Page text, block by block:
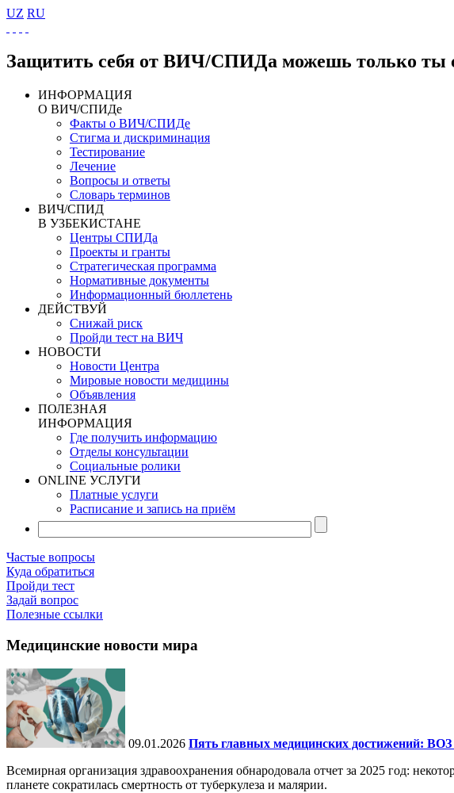
UZ RU
Защитить себя от ВИЧ/СПИДа можешь только ты
ИНФОРМАЦИЯ
О ВИЧ/СПИДе
Факты о ВИЧ/СПИДе
Стигма и дискриминация
Тестирование
Лечение
Вопросы и ответы
Словарь терминов
ВИЧ/СПИД
В УЗБЕКИСТАНЕ
Центры СПИДа
Проекты и гранты
Стратегическая программа
Нормативные документы
Информационный бюллетень
ДЕЙСТВУЙ
Снижай риск
Пройди тест на ВИЧ
НОВОСТИ
Новости Центра
Мировые новости медицины
Объявления
ПОЛЕЗНАЯ
ИНФОРМАЦИЯ
Где получить информацию
Отделы консультации
Социальные ролики
ONLINE УСЛУГИ
Платные услуги
Расписание и запись на приём
Частые вопросы
Куда обратиться
Пройди тест
Задай вопрос
Полезные ссылки
Медицинские новости мира
09.01.2026 Пять главных медицинских достижений: ВОЗ
Всемирная организация здравоохранения обнародовала отчет за 2025 год:
планете сократилась смертность от туберкулеза и малярии.